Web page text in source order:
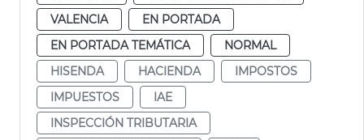
VALENCIA
EN PORTADA
EN PORTADA TEMÁTICA
NORMAL
HISENDA
HACIENDA
IMPOSTOS
IMPUESTOS
IAE
INSPECCIÓN TRIBUTARIA